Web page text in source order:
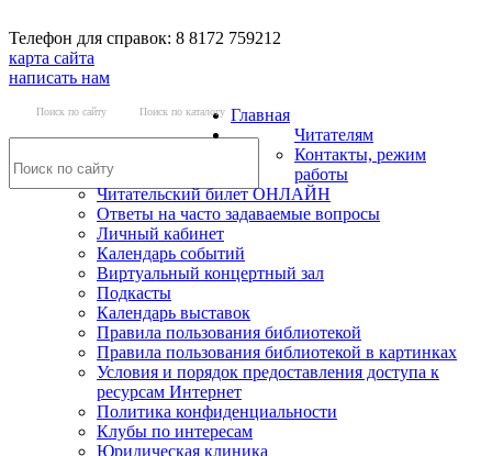
Телефон для справок: 8 8172 759212
карта сайта
написать нам
Поиск по сайту Поиск по каталогу Главная
Читателям
Контакты, режим
работы
Читательский билет ОНЛАЙН
Ответы на часто задаваемые вопросы
Личный кабинет
Календарь событий
Виртуальный концертный зал
Подкасты
Календарь выставок
Правила пользования библиотекой
Правила пользования библиотекой в картинках
Условия и порядок предоставления доступа к
ресурсам Интернет
Политика конфиденциальности
Клубы по интересам
Юридическая клиника